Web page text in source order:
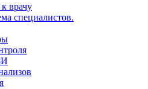
врачу
специалистов.